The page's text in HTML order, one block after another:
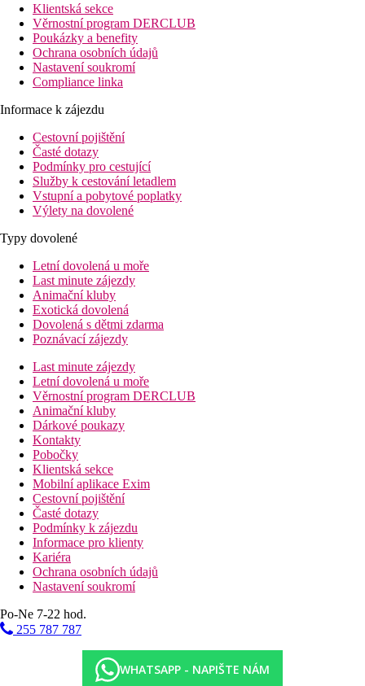
Klientská sekce
Věrnostní program DERCLUB
Poukázky a benefity
Ochrana osobních údajů
Nastavení soukromí
Compliance linka
Informace k zájezdu
Cestovní pojištění
Časté dotazy
Podmínky pro cestující
Služby k cestování letadlem
Vstupní a pobytové poplatky
Výlety na dovolené
Typy dovolené
Letní dovolená u moře
Last minute zájezdy
Animační kluby
Exotická dovolená
Dovolená s dětmi zdarma
Poznávací zájezdy
Last minute zájezdy
Letní dovolená u moře
Věrnostní program DERCLUB
Animační kluby
Dárkové poukazy
Kontakty
Pobočky
Klientská sekce
Mobilní aplikace Exim
Cestovní pojištění
Časté dotazy
Podmínky k zájezdu
Informace pro klienty
Kariéra
Ochrana osobních údajů
Nastavení soukromí
Po-Ne 7-22 hod.
255 787 787
WHATSAPP - NAPIŠTE NÁM